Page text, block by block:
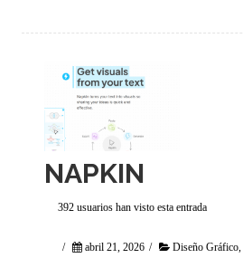
NAPKIN
392 usuarios han visto esta entrada
/ abril 21, 2026 / Diseño Gráfico